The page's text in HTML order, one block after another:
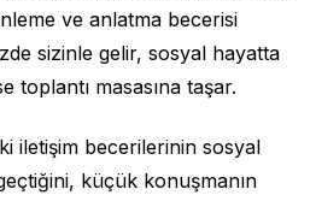
ve anlatma becerisi
sizinle gelir, sosyal hayatta
toplantı masasına taşar.
iletişim becerilerinin sosyal
küçük konuşmanın